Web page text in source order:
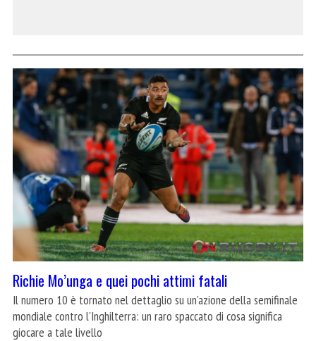
Richie Mo’unga e quei pochi attimi fatali
Il numero 10 è tornato nel dettaglio su un'azione della semifinale
mondiale contro l'Inghilterra: un raro spaccato di cosa significa
giocare a tale livello